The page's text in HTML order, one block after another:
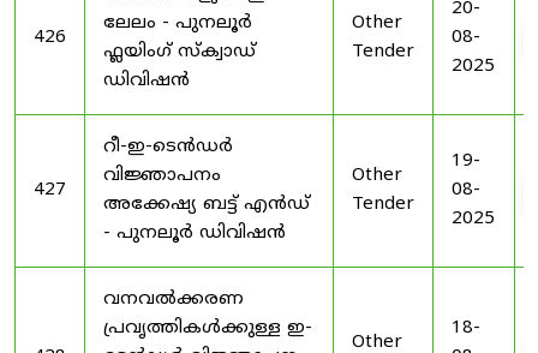
426
ലേലം - പുനലൂർ
ഫ്ലയിംഗ് സ്ക്വാഡ്
ഡിവിഷൻ
Other
Tender
20-
08-
2025
427
റീ-ഇ-ടെൻഡർ
വിജ്ഞാപനം
അക്കേഷ്യ ബട്ട് എൻഡ്
- പുനലൂർ ഡിവിഷൻ
Other
Tender
19-
08-
2025
വനവൽക്കരണ
പ്രവൃത്തികൾക്കുള്ള ഇ-
Other
18-